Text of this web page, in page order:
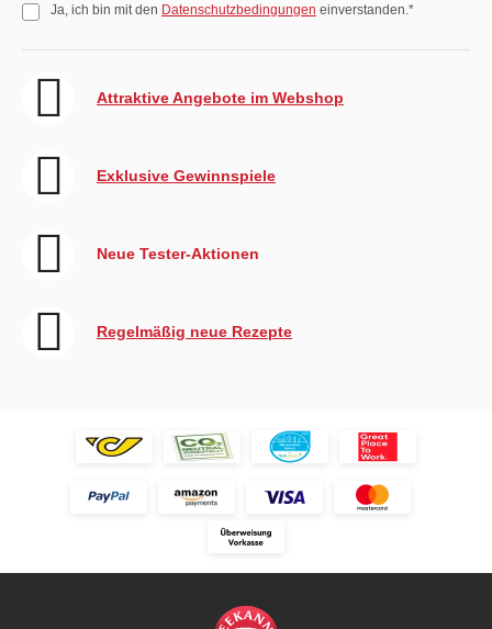
Ja, ich bin mit den Datenschutzbedingungen einverstanden.*
Attraktive Angebote im Webshop
Exklusive Gewinnspiele
Neue Tester-Aktionen
Regelmäßig neue Rezepte